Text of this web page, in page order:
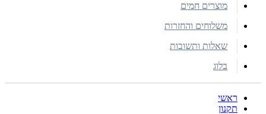
מוצרים חמים
משלוחים והחזרות
שאלות ותשובות
בלוג
ראשי
תקנון